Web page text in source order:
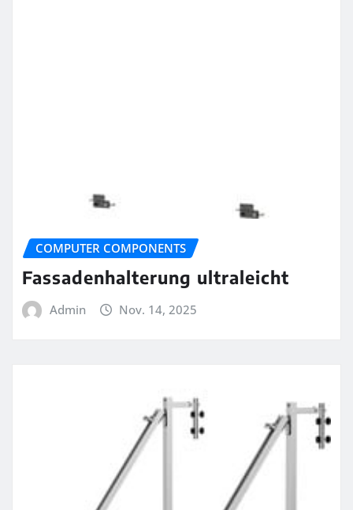
COMPUTER COMPONENTS
Fassadenhalterung ultraleicht
Admin Nov. 14, 2025